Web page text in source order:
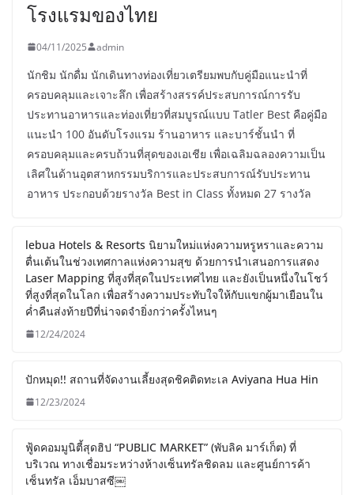
โรงแรมของไทย
04/11/2025 admin
นักชิม นักดื่ม นักเดินทางท่องเที่ยวเตรียมพบกับคู่มือแนะนำที่
ครอบคลุมและเจาะลึก เพื่อสร้างสรรค์ประสบการณ์การรับ
ประทานอาหารและท่องเที่ยวที่สมบูรณ์แบบ Tatler Best คือคู่มือ
แนะนำ 100 อันดับโรงแรม ร้านอาหาร และบาร์ชั้นนำ ที่
ครอบคลุมและครบถ้วนที่สุดของเอเชีย เพื่อเฉลิมฉลองความเป็น
เลิศในด้านอุตสาหกรรมบริการและประสบการณ์รับประทาน
อาหาร ประกอบด้วยรางวัล Best in Class ทั้งหมด 27 รางวัล
lebua Hotels & Resorts นิยามใหม่แห่งความหรูหราและความ
ตื่นเต้นในช่วงเทศกาลแห่งความสุข ด้วยการนำเสนอการแสดง
Laser Mapping ที่สูงที่สุดในประเทศไทย และยังเป็นหนึ่งในโชว์
ที่สูงที่สุดในโลก เพื่อสร้างความประทับใจให้กับแขกผู้มาเยือนใน
ค่ำคืนส่งท้ายปีที่น่าจดจำยิ่งกว่าครั้งไหนๆ
12/24/2024
ปักหมุด!! สถานที่จัดงานเลี้ยงสุดชิคติดทะเล Aviyana Hua Hin
12/23/2024
ฟู้ดคอมมูนิตี้สุดฮิป “PUBLIC MARKET” (พับลิค มาร์เก็ต) ที่
บริเวณ ทางเชื่อมระหว่างห้างเซ็นทรัลชิดลม และศูนย์การค้า
เซ็นทรัล เอ็มบาสซี￼